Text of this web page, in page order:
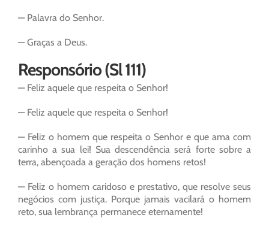
— Palavra do Senhor.
— Graças a Deus.
Responsório (Sl 111)
— Feliz aquele que respeita o Senhor!
— Feliz aquele que respeita o Senhor!
— Feliz o homem que respeita o Senhor e que ama com
carinho a sua lei! Sua descendência será forte sobre a
terra, abençoada a geração dos homens retos!
— Feliz o homem caridoso e prestativo, que resolve seus
negócios com justiça. Porque jamais vacilará o homem
reto, sua lembrança permanece eternamente!